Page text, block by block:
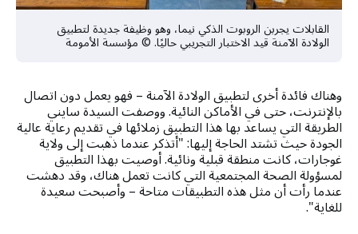
القابلات يجربن الروبوت الذكي نيما، وهو وظيفة جديدة لتطبيق
الولادة الآمنة قيد الاختبار التجريبي حاليًا. © مؤسسة الأمومة
وهناك فائدة أخرى لتطبيق الولادة الآمنة – فهو يعمل دون اتصال
بالإنترنت، حتى في الأماكن النائية. ووصفت السيدة سايني
الطريقة التي يساعد بها هذا التطبيق زملائها في تقديم رعاية عالية
الجودة حيث تشتد الحاجة إليها: "أتذكر عندما ذهبت إلى ولاية
غوجارات، كانت منطقة قبلية ونائية. أوصيت بهذا التطبيق
لمسؤولة الصحة المجتمعية التي كانت تعمل هناك، وقد دهشت
عندما رأت أن مثل هذه التطبيقات متاحة – وأصبحت سعيدة
للغاية".